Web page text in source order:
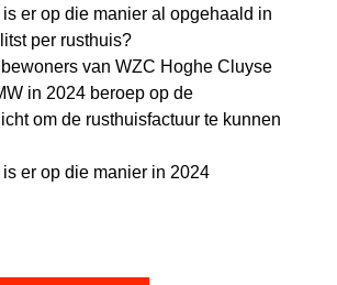
er op die manier al opgehaald in
per rusthuis?
van WZC Hoghe Cluyse
in 2024 beroep op de
om de rusthuisfactuur te kunnen
er op die manier in 2024